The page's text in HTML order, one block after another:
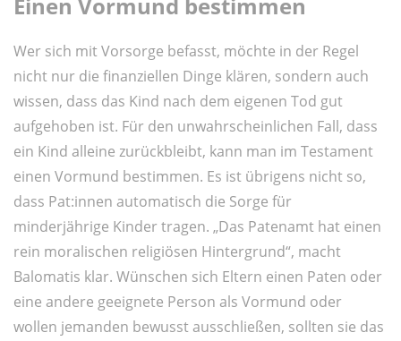
Wer sich mit Vorsorge befasst, möchte in der Regel
nicht nur die finanziellen Dinge klären, sondern auch
wissen, dass das Kind nach dem eigenen Tod gut
aufgehoben ist. Für den unwahrscheinlichen Fall, dass
ein Kind alleine zurückbleibt, kann man im Testament
einen Vormund bestimmen. Es ist übrigens nicht so,
dass Pat:innen automatisch die Sorge für
minderjährige Kinder tragen. „Das Patenamt hat einen
rein moralischen religiösen Hintergrund“, macht
Balomatis klar. Wünschen sich Eltern einen Paten oder
eine andere geeignete Person als Vormund oder
wollen jemanden bewusst ausschließen, sollten sie das